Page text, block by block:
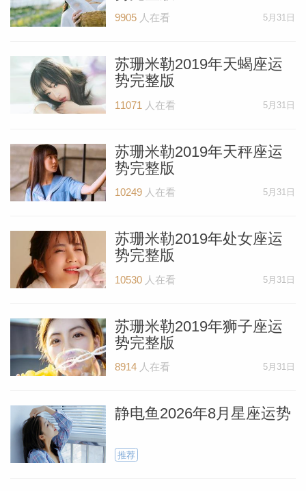
米勒
_susan
9905人在看 5月31日
苏珊米勒2019年天蝎座运
势完整版
11071 人在看 5月31日
苏珊米勒2019年天秤座运
势完整版
10249人在看 5月31日
苏珊米勒2019年处女座运
势完整版
10530人在看 5月31日
苏珊米勒2019年狮子座运
势完整版
8914人在看 5月31日
静电鱼2026年8月星座运势
推荐